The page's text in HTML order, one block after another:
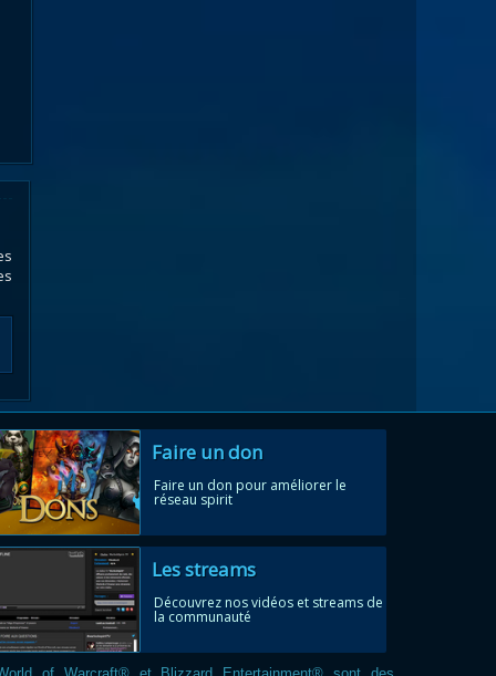
Faire un don
Faire un don pour améliorer le
réseau spirit
Les streams
Découvrez nos vidéos et streams de
la communauté